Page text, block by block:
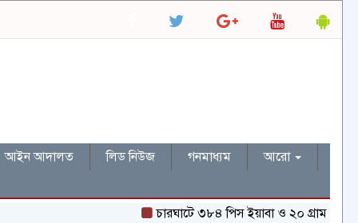
আইন আদালত লিড নিউজ গনমাধ্যম
আরো
চারঘাটে ৩৮৪ পিস ইয়াবা ও ২০ গ্রাম হেরোইনসহ